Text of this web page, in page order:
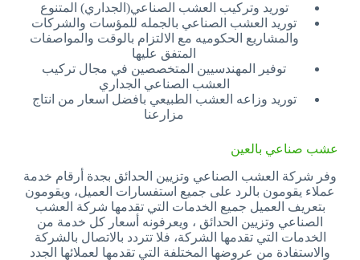
توريد وتركيب العشب الصناعي(الجداري) المتنوع
توريد العشب الصناعي بالجمله للمؤسات والشركات
والمشاريع الحكوميه مع الالتزام بالوقت والمواصفات
المتفق عليها
توفير المهندسيين المتخصصين في مجال تركيب
العشب الصناعي الجداري
توريد وزاعه العشب الطبيعي بافضل اسعار من انتاج
مزارعنا
عشب صناعي بالعين
وفر شركة العشب الصناعي وتزيين الحدائق بجدة أرقام خدمة
عملاء يقومون بالرد على جميع استفسارات العميل، ويقومون
بتعريف العميل جميع الخدمات التي تقدمها شركة العشب
الصناعي وتزيين الحدائق ، ويعرفونه أسعار كل خدمة من
الخدمات التي تقدمها الشركة، فلا تتردد بالاتصال بالشركة
والاستفادة من عروضها المختلفة التي تقدمها لعملائها الجدد